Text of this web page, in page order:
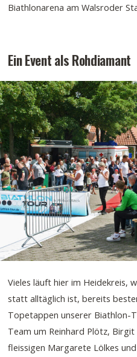
Biathlonarena am Walsroder
Ein Event als Rohdiamant
Vieles läuft hier im Heidekreis,
statt alltäglich ist, bereits
Topetappen unserer Biathlon-
Team um Reinhard Plötz,
fleissigen Margarete Lölkes